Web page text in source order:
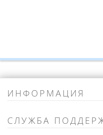
ИНФОРМАЦИЯ
СЛУЖБА